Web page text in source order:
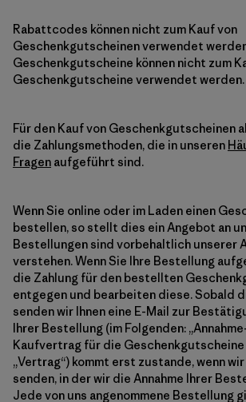
Rabattcodes können nicht zum Kauf von
Geschenkgutscheinen verwendet
Geschenkgutscheine können nicht zum
Geschenkgutscheine verwendet werden.
Für den Kauf von Geschenkgutscheinen
die Zahlungsmethoden, die in unseren
Fragen aufgeführt sind.
Wenn Sie online oder im Laden einen
bestellen, so stellt dies ein Angebot an
Bestellungen sind vorbehaltlich unserer
verstehen. Wenn Sie Ihre Bestellung
die Zahlung für den bestellten
entgegen und bearbeiten diese. Sobald
senden wir Ihnen eine E-Mail zur
Ihrer Bestellung (im Folgenden:
Kaufvertrag für die Geschenkgutscheine
„Vertrag“) kommt erst zustande, wenn
senden, in der wir die Annahme Ihrer
Jede von uns angenommene Bestellung